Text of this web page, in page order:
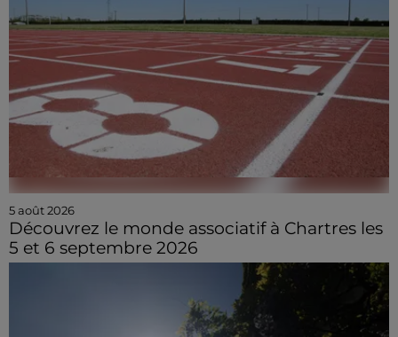
5 août 2026
Découvrez le monde associatif à Chartres les
5 et 6 septembre 2026